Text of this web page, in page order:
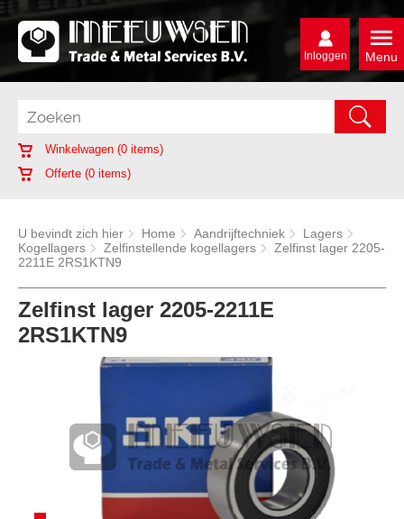
Menu
Inloggen
Winkelwagen (0 items)
Offerte (0 items)
U bevindt zich hier Home Aandrijftechniek
Lagers
Kogellagers
Zelfinstellende kogellagers
Zelfinst lager 2205-
2211E 2RS1KTN9
Zelfinst lager 2205-2211E
2RS1KTN9